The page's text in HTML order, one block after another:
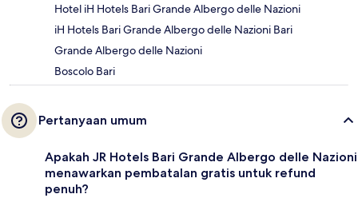
Hotel iH Hotels Bari Grande Albergo delle Nazioni
iH Hotels Bari Grande Albergo delle Nazioni Bari
Grande Albergo delle Nazioni
Boscolo Bari
Pertanyaan umum
Apakah JR Hotels Bari Grande Albergo delle Nazioni
menawarkan pembatalan gratis untuk refund
penuh?